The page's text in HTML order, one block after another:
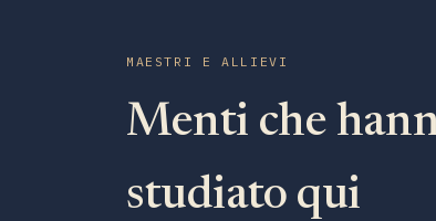
MAESTRI E ALLIEVI
Menti che
studiato qui